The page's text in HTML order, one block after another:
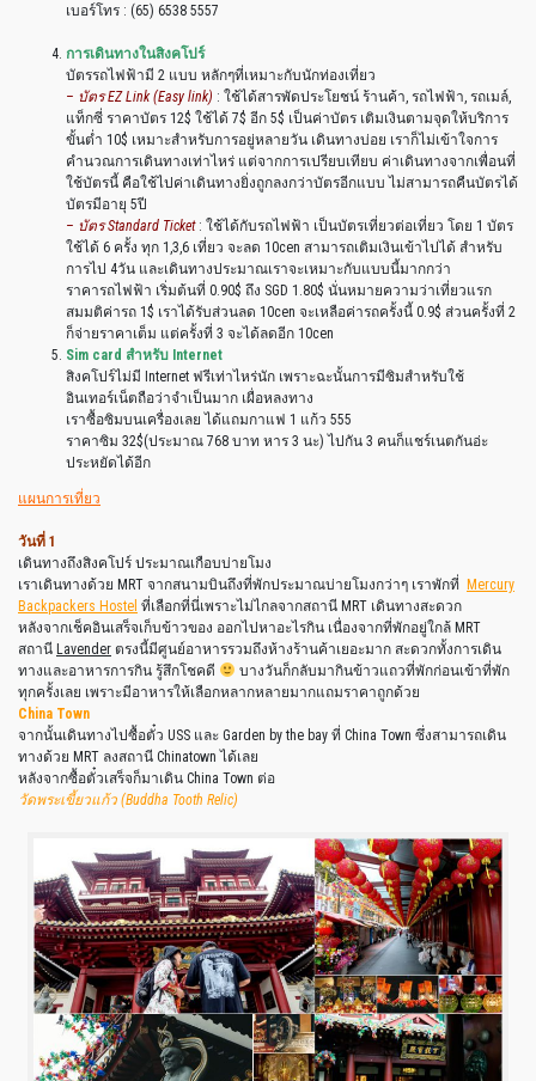
เบอร์โทร : (65) 6538 5557
การเดินทางในสิงคโปร์
บัตรรถไฟฟ้ามี 2 แบบ หลักๆที่เหมาะกับนักท่องเที่ยว
– บัตร EZ Link (Easy link) : ใช้ได้สารพัดประโยชน์ ร้านค้า, รถไฟฟ้า, รถเมล์,
แท็กซี่ ราคาบัตร 12$ ใช้ได้ 7$ อีก 5$ เป็นค่าบัตร เติมเงินตามจุดให้บริการ
ขั้นต่ำ 10$ เหมาะสำหรับการอยู่หลายวัน เดินทางบ่อย เราก็ไม่เข้าใจการ
คำนวณการเดินทางเท่าไหร่ แต่จากการเปรียบเทียบ ค่าเดินทางจากเพื่อนที่
ใช้บัตรนี้ คือใช้ไปค่าเดินทางยิ่งถูกลงกว่าบัตรอีกแบบ ไม่สามารถคืนบัตรได้
บัตรมีอายุ 5ปี
– บัตร Standard Ticket : ใช้ได้กับรถไฟฟ้า เป็นบัตรเที่ยวต่อเที่ยว โดย 1 บัตร
ใช้ได้ 6 ครั้ง ทุก 1,3,6 เที่ยว จะลด 10cen สามารถเติมเงินเข้าไปได้ สำหรับ
การไป 4วัน และเดินทางประมาณเราจะเหมาะกับแบบนี้มากกว่า
ราคารถไฟฟ้า เริ่มต้นที่ 0.90$ ถึง SGD 1.80$ นั่นหมายความว่าเที่ยวแรก
สมมติค่ารถ 1$ เราได้รับส่วนลด 10cen จะเหลือค่ารถครั้งนี้ 0.9$ ส่วนครั้งที่ 2
ก็จ่ายราคาเต็ม แต่ครั้งที่ 3 จะได้ลดอีก 10cen
Sim card สำหรับ Internet
สิงคโปร์ไม่มี Internet ฟรีเท่าไหร่นัก เพราะฉะนั้นการมีซิมสำหรับใช้
อินเทอร์เน็ตถือว่าจำเป็นมาก เผื่อหลงทาง
เราซื้อซิมบนเครื่องเลย ได้แถมกาแฟ 1 แก้ว 555
ราคาซิม 32$(ประมาณ 768 บาท หาร 3 นะ) ไปกัน 3 คนก็แชร์เนตกันอ่ะ
ประหยัดได้อีก
แผนการเที่ยว
วันที่ 1
เดินทางถึงสิงคโปร์ ประมาณเกือบบ่ายโมง
เราเดินทางด้วย MRT จากสนามบินถึงที่พักประมาณบ่ายโมงกว่าๆ เราพักที่ Mercury
Backpackers Hostel ที่เลือกที่นี่เพราะไม่ไกลจากสถานี MRT เดินทางสะดวก
หลังจากเช็คอินเสร็จเก็บข้าวของ ออกไปหาอะไรกิน เนื่องจากที่พักอยู่ใกล้ MRT
สถานี Lavender ตรงนี้มีศูนย์อาหารรวมถึงห้างร้านค้าเยอะมาก สะดวกทั้งการเดิน
ทางและอาหารการกิน รู้สึกโชคดี
บางวันก็กลับมากินข้าวแถวที่พักก่อนเข้าที่พัก
ทุกครั้งเลย เพราะมีอาหารให้เลือกหลากหลายมากแถมราคาถูกด้วย
China Town
จากนั้นเดินทางไปซื้อตั๋ว USS และ Garden by the bay ที่ China Town ซึ่งสามารถเดิน
ทางด้วย MRT ลงสถานี Chinatown ได้เลย
หลังจากซื้อตั๋วเสร็จก็มาเดิน China Town ต่อ
วัดพระเขี้ยวแก้ว (Buddha Tooth Relic)